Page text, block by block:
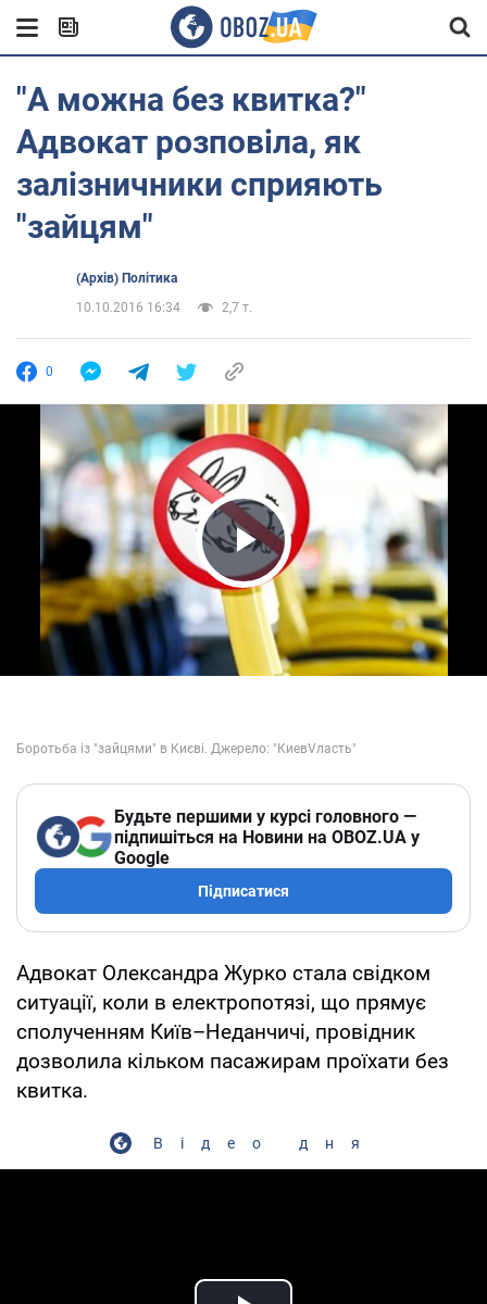
"А можна без квитка?"
Адвокат розповіла, як
залізничники сприяють
"зайцям"
(Архів) Політика
10.10.2016 16:34
2,7 т.
0
Play Video
Будьте першими у курсі головного —
підпишіться на Новини на OBOZ.UA у
Google
Підписатися
Адвокат Олександра Журко стала свідком
ситуації, коли в електропотязі, що прямує
сполученням Київ–Неданчичі, провідник
дозволила кільком пасажирам проїхати без
квитка.
Відео дня